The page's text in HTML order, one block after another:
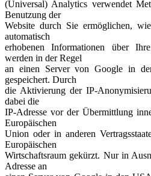
(Universal) Analytics verwendet
Benutzung der
Website durch Sie ermöglichen,
automatisch
erhobenen Informationen über
werden in der Regel
an einen Server von Google in
gespeichert. Durch
die Aktivierung der IP-
dabei die
IP-Adresse vor der Übermittlung
Europäischen
Union oder in anderen
Europäischen
Wirtschaftsraum gekürzt. Nur in
Adresse an